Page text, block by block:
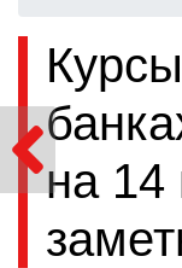
на 14